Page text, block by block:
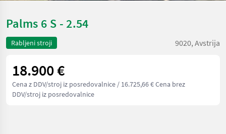
Palms 6 S - 2.54
Rabljeni stroji 9020, Avstrija
18.900 €
Cena z DDV/stroj iz posredovalnice / 16.725,66 € Cena brez
DDV/stroj iz posredovalnice